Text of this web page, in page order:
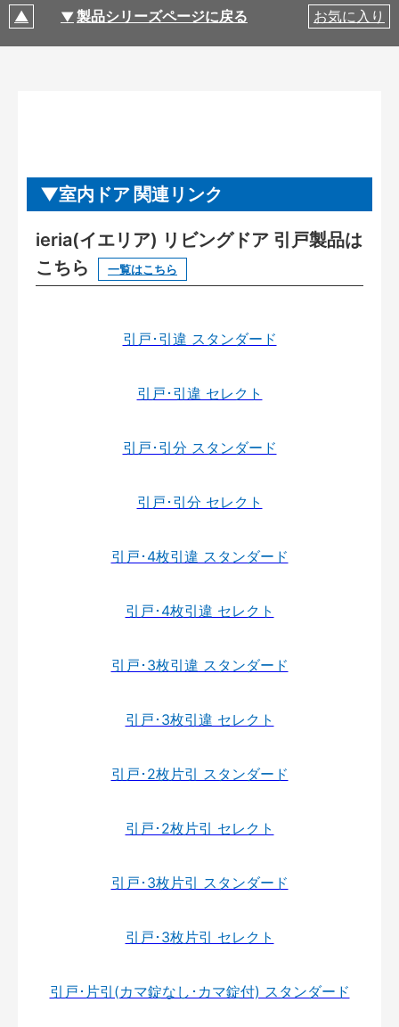
製品シリーズページに戻る お気に入り
室内ドア 関連リンク
ieria(イエリア) リビングドア 引戸製品は
こちら
一覧はこちら
引戸･引違 スタンダード
引戸･引違 セレクト
引戸･引分 スタンダード
引戸･引分 セレクト
引戸･4枚引違 スタンダード
引戸･4枚引違 セレクト
引戸･3枚引違 スタンダード
引戸･3枚引違 セレクト
引戸･2枚片引 スタンダード
引戸･2枚片引 セレクト
引戸･3枚片引 スタンダード
引戸･3枚片引 セレクト
引戸･片引(カマ錠なし･カマ錠付) スタンダード